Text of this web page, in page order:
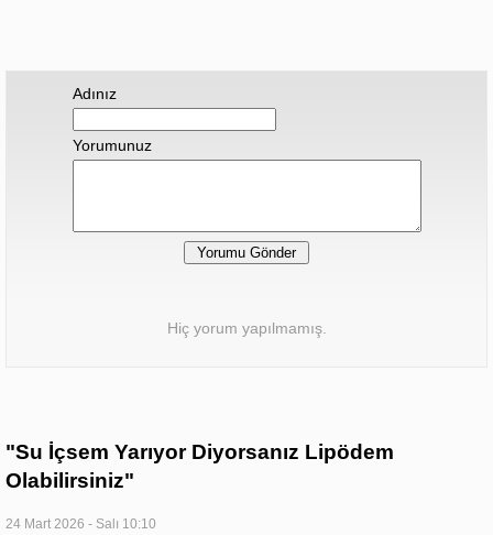
Adınız
Yorumunuz
Hiç yorum yapılmamış.
"Su İçsem Yarıyor Diyorsanız Lipödem
Olabilirsiniz"
24 Mart 2026 - Salı 10:10